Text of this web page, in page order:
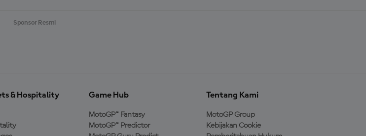
Sponsor Resmi
& Hospitality Game Hub
MotoGP™ Fantasy
MotoGP™ Predictor
Tentang Kami
MotoGP Group
Kebijakan Cookie